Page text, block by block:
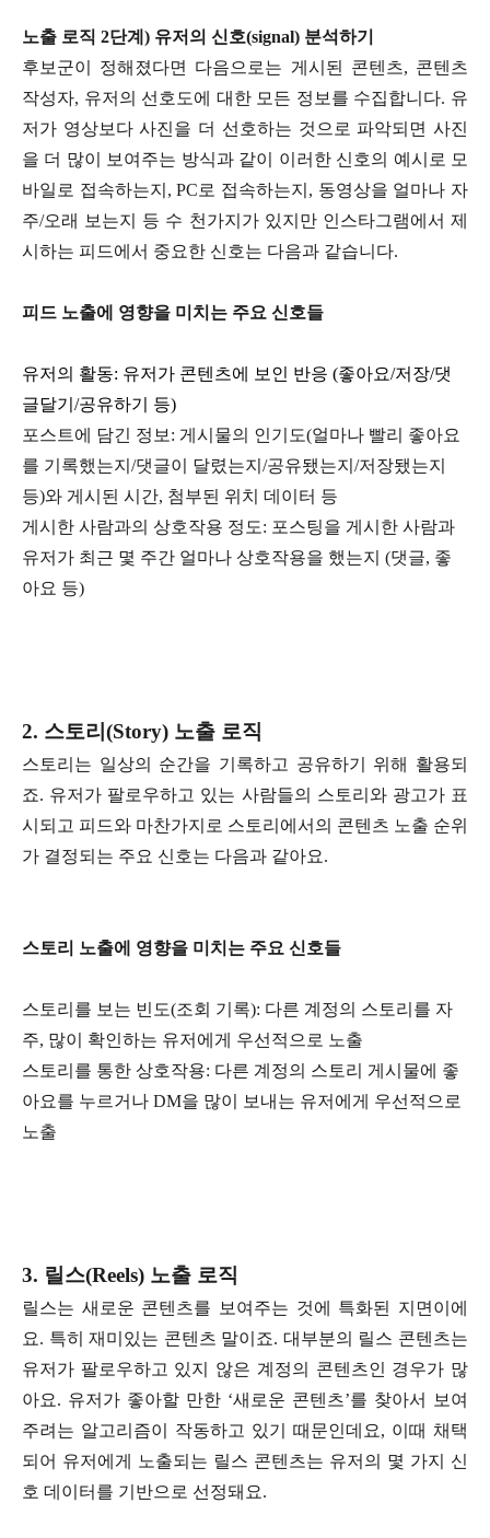
노출 로직 2단계) 유저의 신호(signal) 분석하기
후보군이 정해졌다면 다음으로는 게시된 콘텐츠, 콘텐츠
작성자, 유저의 선호도에 대한 모든 정보를 수집합니다. 유
저가 영상보다 사진을 더 선호하는 것으로 파악되면 사진
을 더 많이 보여주는 방식과 같이 이러한 신호의 예시로 모
바일로 접속하는지, PC로 접속하는지, 동영상을 얼마나 자
주/오래 보는지 등 수 천가지가 있지만 인스타그램에서 제
시하는 피드에서 중요한 신호는 다음과 같습니다.
피드 노출에 영향을 미치는 주요 신호들
유저의 활동: 유저가 콘텐츠에 보인 반응 (좋아요/저장/댓
글달기/공유하기 등)
포스트에 담긴 정보: 게시물의 인기도(얼마나 빨리 좋아요
를 기록했는지/댓글이 달렸는지/공유됐는지/저장됐는지
등)와 게시된 시간, 첨부된 위치 데이터 등
게시한 사람과의 상호작용 정도: 포스팅을 게시한 사람과
유저가 최근 몇 주간 얼마나 상호작용을 했는지 (댓글, 좋
아요 등)
2. 스토리(Story) 노출 로직
스토리는 일상의 순간을 기록하고 공유하기 위해 활용되
죠. 유저가 팔로우하고 있는 사람들의 스토리와 광고가 표
시되고 피드와 마찬가지로 스토리에서의 콘텐츠 노출 순위
가 결정되는 주요 신호는 다음과 같아요.
스토리 노출에 영향을 미치는 주요 신호들
스토리를 보는 빈도(조회 기록): 다른 계정의 스토리를 자
주, 많이 확인하는 유저에게 우선적으로 노출
스토리를 통한 상호작용: 다른 계정의 스토리 게시물에 좋
아요를 누르거나 DM을 많이 보내는 유저에게 우선적으로
노출
3. 릴스(Reels) 노출 로직
릴스는 새로운 콘텐츠를 보여주는 것에 특화된 지면이에
요. 특히 재미있는 콘텐츠 말이죠. 대부분의 릴스 콘텐츠는
유저가 팔로우하고 있지 않은 계정의 콘텐츠인 경우가 많
아요. 유저가 좋아할 만한 ‘새로운 콘텐츠’를 찾아서 보여
주려는 알고리즘이 작동하고 있기 때문인데요, 이때 채택
되어 유저에게 노출되는 릴스 콘텐츠는 유저의 몇 가지 신
호 데이터를 기반으로 선정돼요.